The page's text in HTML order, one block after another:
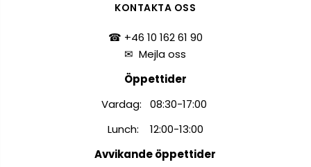
KONTAKTA OSS
☎ +46 10 162 61 90
✉Mejla oss
Öppettider
Vardag: 08:30-17:00
Lunch: 12:00-13:00
Avvikande öppettider